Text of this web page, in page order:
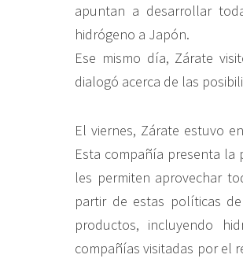
apuntan a desarrollar
hidrógeno a Japón.
Ese mismo día, Zárate
dialogó acerca de las
El viernes, Zárate estuvo
Esta compañía presenta
les permiten aprovechar
partir de estas políticas
productos, incluyendo
compañías visitadas por el